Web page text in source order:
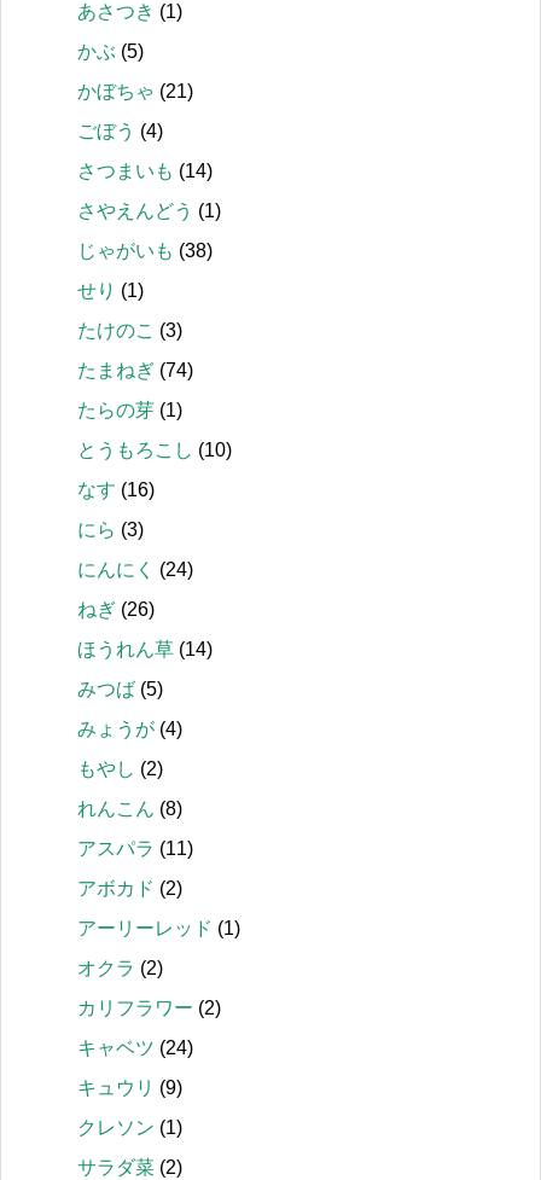
あさつき (1)
かぶ (5)
かぼちゃ (21)
ごぼう (4)
さつまいも (14)
さやえんどう (1)
じゃがいも (38)
せり (1)
たけのこ (3)
たまねぎ (74)
たらの芽 (1)
とうもろこし (10)
なす (16)
にら (3)
にんにく
(24)
ねぎ (26)
ほうれん草 (14)
みつば (5)
みょうが (4)
もやし (2)
れんこん (8)
アスパラ (11)
アボカド (2)
アーリーレッド (1)
オクラ (2)
カリフラワー (2)
キャベツ (24)
キュウリ (9)
クレソン (1)
サラダ菜 (2)